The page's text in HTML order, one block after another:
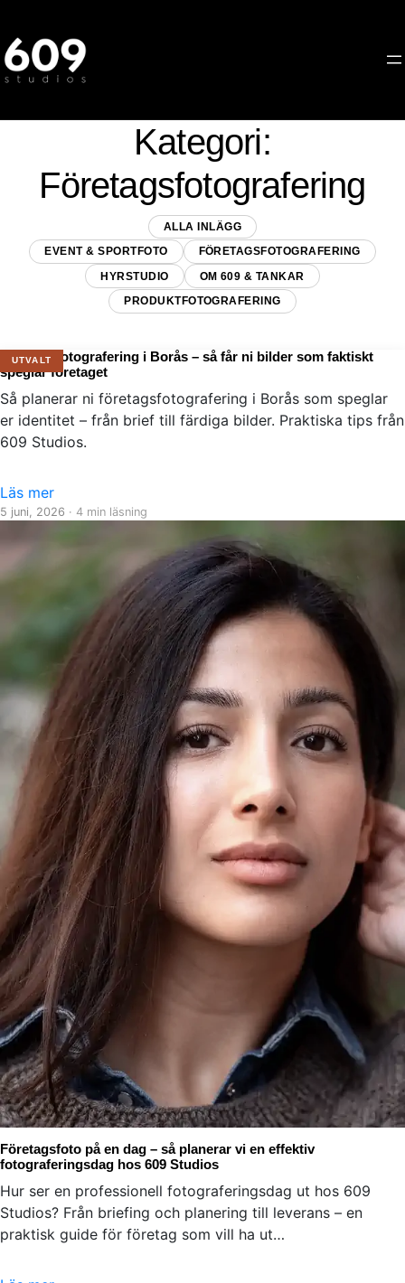
innehåll
Kategori:
Företagsfotografering
ALLA INLÄGG
EVENT & SPORTFOTO
FÖRETAGSFOTOGRAFERING
HYRSTUDIO
OM 609 & TANKAR
PRODUKTFOTOGRAFERING
Företagsfotografering i Borås – så får ni bilder som faktiskt
speglar företaget
Så planerar ni företagsfotografering i Borås som speglar
er identitet – från brief till färdiga bilder. Praktiska tips från
609 Studios.
Läs mer
5 juni, 2026 · 4 min läsning
Företagsfoto på en dag – så planerar vi en effektiv
fotograferingsdag hos 609 Studios
Hur ser en professionell fotograferingsdag ut hos 609
Studios? Från briefing och planering till leverans – en
praktisk guide för företag som vill ha ut…